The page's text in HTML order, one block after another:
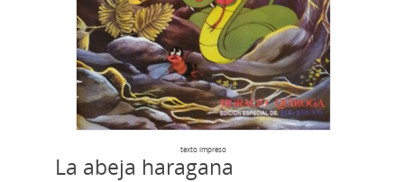
texto impreso
La abeja haragana